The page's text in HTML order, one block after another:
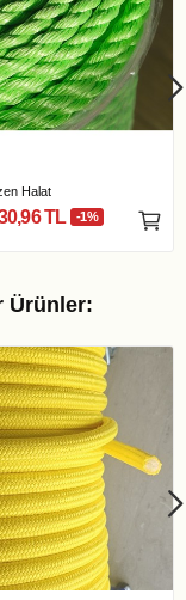
Halat
TL -1%
Ürünler: